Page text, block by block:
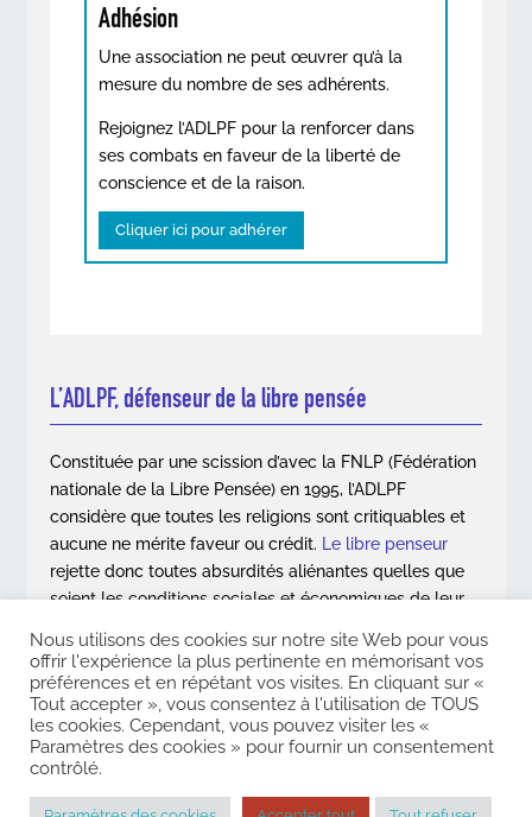
Adhésion
Une association ne peut œuvrer qu’à la
mesure du nombre de ses adhérents.
Rejoignez l’ADLPF pour la renforcer dans
ses combats en faveur de la liberté de
conscience et de la raison.
Cliquer ici pour adhérer
L’ADLPF, défenseur de la libre pensée
Constituée par une scission d’avec la FNLP (Fédération
nationale de la Libre Pensée) en 1995, l’ADLPF
considère que toutes les religions sont critiquables et
aucune ne mérite faveur ou crédit. Le libre penseur
rejette donc toutes absurdités aliénantes quelles que
soient les conditions sociales et économiques de leur
En savoir plus
droits réservés |
Mentions légales | Contact
Nous utilisons des cookies sur notre site Web pour vous
offrir l'expérience la plus pertinente en mémorisant vos
préférences et en répétant vos visites. En cliquant sur «
Tout accepter », vous consentez à l'utilisation de TOUS
les cookies. Cependant, vous pouvez visiter les «
Paramètres des cookies » pour fournir un consentement
contrôlé.